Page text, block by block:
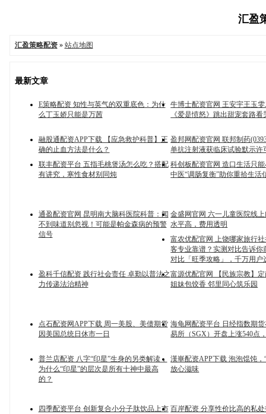
汇盈
汇盈策略配资» 站点地图
最新文章
E策略配资 知性与英气的双重底色：为什
么丁玉娇只能是万茜
牛博士配资官网 王安宇王玉
《爱是愤怒》跳出甜宠套路看
融股通配资APP下载 【应急救护科普】正
确的止血方法是什么？
盈邦网配资官网 联邦制药
单抗注射液获临床试验默示许
联丰配资平台 五指毛桃煲汤怎么吃？搭配
有讲究，寒性食材别同炖
科创板配资官网 造口生活只
中医“调肠复衡”助你重拾生活
通盈配资官网 昆明南大脑科医院科普：闻
不到味道别忽视！可能是帕金森病的预警
信号
金盛网官网 六一儿童医院线
水平高，费用透明
富农优配官网 上饶哪家旅行
客专业靠谱？实测对比告诉你
对比「旺季攻略」，千万用户
盈科千信配资 践行社会责任 卓勤以普法之
力传递法治精神
富源优配官网 【民族宗教】
姐妹包饺香 邻里同心筑乐园
点石配资网APP下载 周一美股、美债期货
因美国总统日休市一日
海龟网配资平台 日经指数期
易所（SGX）开盘上涨540点
普兰店配资 八字“印星”生身的另类解读，
为什么“印星”的层次是所有十神中最高
的？
漢崋配资APP下载 泡泡馄饨，
放心滋味
四季配资平台 创新复合小分子肽饮品上市 百岸配资 分享性价比高的私